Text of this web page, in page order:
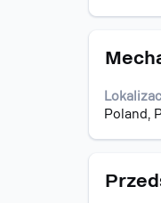
treść
oferty
Tytuł
Poland,
Zaznacz
pomocą
spacji,
treść
Tytuł
Zaznacz